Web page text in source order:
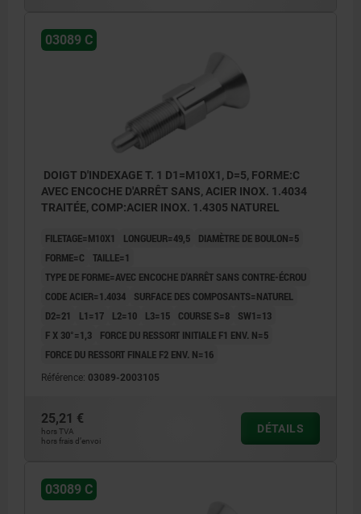
03089 C
DOIGT D'INDEXAGE T. 1 D1=M10X1, D=5, FORME:C
AVEC ENCOCHE D'ARRÊT SANS, ACIER INOX. 1.4034
TRAITÉE, COMP:ACIER INOX. 1.4305 NATUREL
FILETAGE=M10X1 LONGUEUR=49,5
DIAMÈTRE DE BOULON=5
FORME=C
TAILLE=1
TYPE DE FORME=AVEC ENCOCHE D'ARRÊT SANS CONTRE-ÉCROU
CODE ACIER=1.4034
SURFACE DES COMPOSANTS=NATUREL
D2=21
L1=17 L2=10 L3=15 COURSE S=8
SW1=13
F X 30°=1,3
FORCE DU RESSORT INITIALE F1 ENV. N=5
FORCE DU RESSORT FINALE F2 ENV. N=16
Référence: 03089-2003105
25,21 €
hors TVA
hors frais d’envoi
DÉTAILS
03089 C